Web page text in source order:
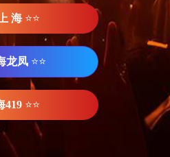
海 ⭐⭐
龙凤 ⭐⭐
419 ⭐⭐